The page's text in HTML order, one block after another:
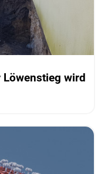
Löwenstieg wird